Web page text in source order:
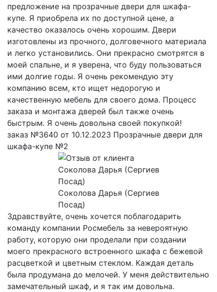
предложение на прозрачные двери для шкафа-
купе. Я приобрела их по доступной цене, а
качество оказалось очень хорошим. Двери
изготовлены из прочного, долговечного материала
и легко установились. Они прекрасно смотрятся в
моей спальне, и я уверена, что буду пользоваться
ими долгие годы. Я очень рекомендую эту
компанию всем, кто ищет недорогую и
качественную мебель для своего дома. Процесс
заказа и монтажа дверей был также очень
быстрым. Я очень довольна своей покупкой!
заказ №3640 от 10.12.2023 Прозрачные двери для
шкафа-купе №2
Соколова Дарья (Сергиев
Посад)
Здравствуйте, очень хочется поблагодарить
команду компании Росмебель за невероятную
работу, которую они проделали при создании
моего прекрасного встроенного шкафа с бежевой
расцветкой и цветным стеклом. Каждая деталь
была продумана до мелочей. У меня действительно
замечательный шкаф, и я так им довольна.